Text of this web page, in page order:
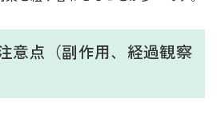
意点（副作用、経過観察